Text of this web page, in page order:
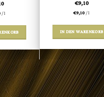
/l
€9,10
€9,10/l
IN DEN WARENKORB